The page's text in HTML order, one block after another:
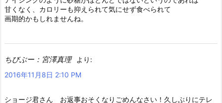
甘くなく、カロリーも抑えられて気にせず食べられて
画期的かもしれませんね。
ちびぶー：宮澤真理
より:
2016年11月8日 2:10 PM
ショージ君さん お返事おそくなりごめんなさい！久しぶりにテレ